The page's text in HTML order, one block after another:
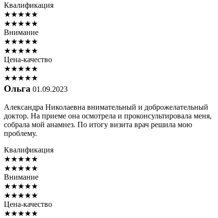
Квалификация
★★★★★
★★★★★
Внимание
★★★★★
★★★★★
Цена-качество
★★★★★
★★★★★
Ольга 01.09.2023
Александра Николаевна внимательный и доброжелательный
доктор. На приеме она осмотрела и проконсультировала меня,
собрала мой анамнез. По итогу визита врач решила мою
проблему.
Квалификация
★★★★★
★★★★★
Внимание
★★★★★
★★★★★
Цена-качество
★★★★★